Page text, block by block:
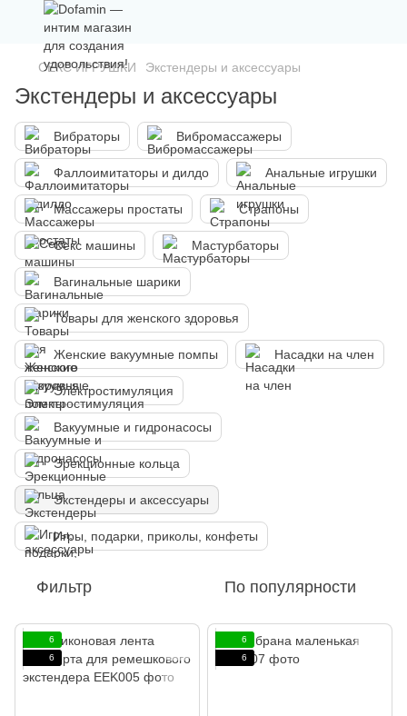
СЕКС ИГРУШКИ Экстендеры и аксессуары
Экстендеры и аксессуары
Вибраторы Вибромассажеры
Фаллоимитаторы и дилдо Анальные игрушки
Массажеры простаты Страпоны
Секс машины Мастурбаторы
Вагинальные шарики
Товары для женского здоровья
Женские вакуумные помпы Насадки на член
Электростимуляция
Вакуумные и гидронасосы
Эрекционные кольца
Экстендеры и аксессуары
Игры, подарки, приколы, конфеты
Фильтр По популярности
6
6
6
6